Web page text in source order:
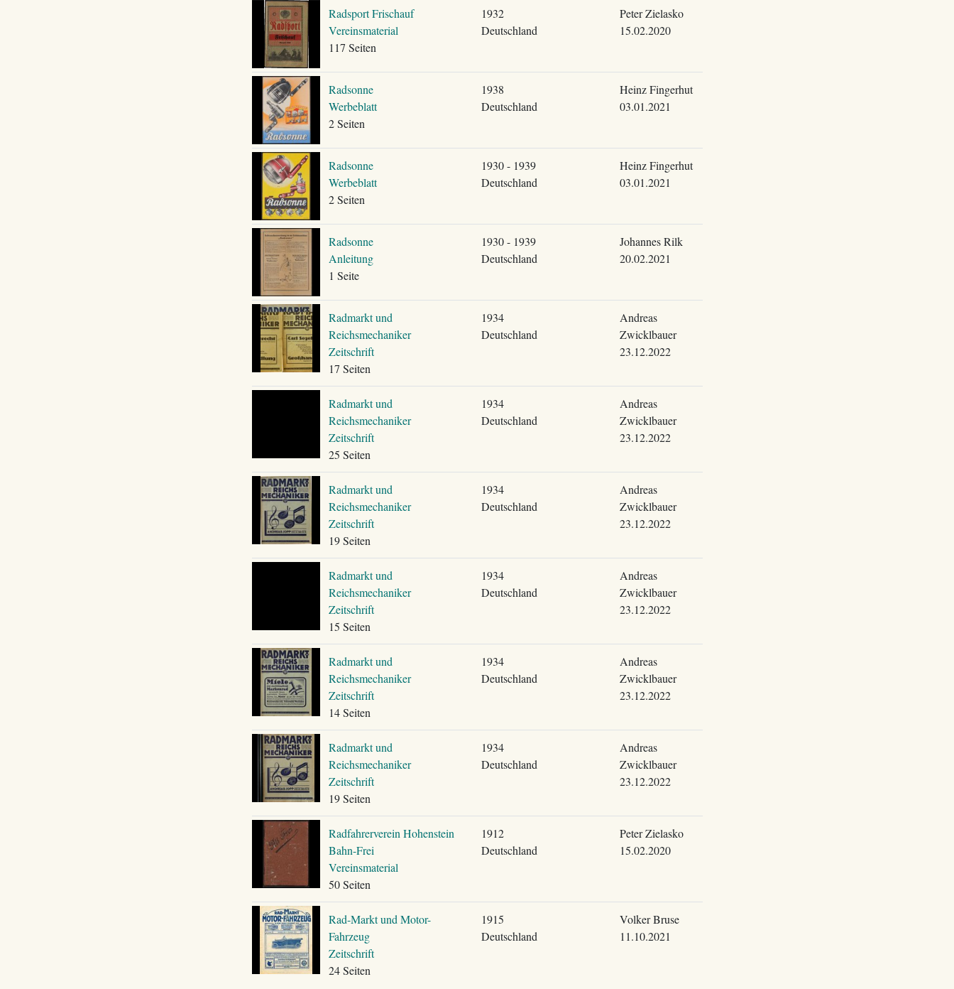
Radsport Frischauf
Vereinsmaterial
117 Seiten
1932
Deutschland
Peter Zielasko
15.02.2020
Radsonne
Werbeblatt
2 Seiten
1938
Deutschland
Heinz Fingerhut
03.01.2021
Radsonne
Werbeblatt
2 Seiten
1930 - 1939
Deutschland
Heinz Fingerhut
03.01.2021
Radsonne
Anleitung
1 Seite
1930 - 1939
Deutschland
Johannes Rilk
20.02.2021
Radmarkt und
Reichsmechaniker
Zeitschrift
17 Seiten
1934
Deutschland
Andreas
Zwicklbauer
23.12.2022
Radmarkt und
Reichsmechaniker
Zeitschrift
25 Seiten
1934
Deutschland
Andreas
Zwicklbauer
23.12.2022
Radmarkt und
Reichsmechaniker
Zeitschrift
19 Seiten
1934
Deutschland
Andreas
Zwicklbauer
23.12.2022
Radmarkt und
Reichsmechaniker
Zeitschrift
15 Seiten
1934
Deutschland
Andreas
Zwicklbauer
23.12.2022
Radmarkt und
Reichsmechaniker
Zeitschrift
14 Seiten
1934
Deutschland
Andreas
Zwicklbauer
23.12.2022
Radmarkt und
Reichsmechaniker
Zeitschrift
19 Seiten
1934
Deutschland
Andreas
Zwicklbauer
23.12.2022
Radfahrerverein Hohenstein
Bahn-Frei
Vereinsmaterial
50 Seiten
1912
Deutschland
Peter Zielasko
15.02.2020
Rad-Markt und Motor-
Fahrzeug
Zeitschrift
24 Seiten
1915
Deutschland
Volker Bruse
11.10.2021